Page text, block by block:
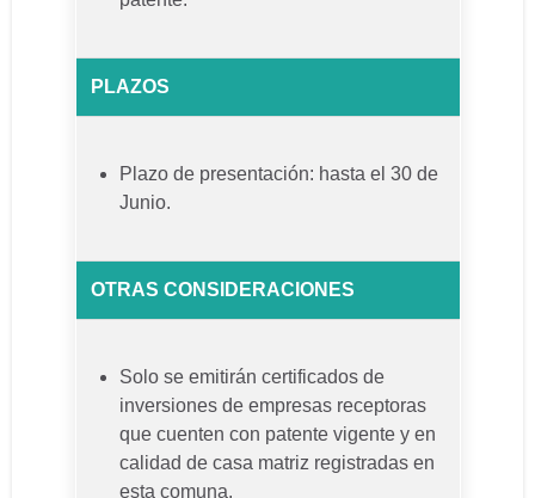
PLAZOS
Plazo de presentación: hasta el 30 de
Junio.
OTRAS CONSIDERACIONES
Solo se emitirán certificados de
inversiones de empresas receptoras
que cuenten con patente vigente y en
calidad de casa matriz registradas en
esta comuna.